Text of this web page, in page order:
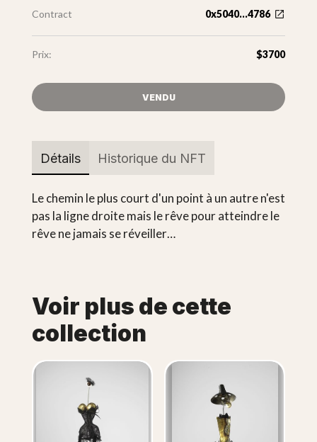
Contract 0x5040...4786
Prix: $3700
VENDU
Détails Historique du NFT
Le chemin le plus court d'un point à un autre n'est
pas la ligne droite mais le rêve pour atteindre le
rêve ne jamais se réveiller…
Voir plus de cette
collection